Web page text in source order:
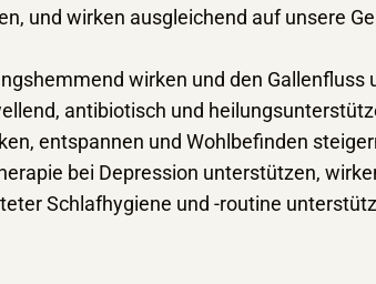
und wirken ausgleichend auf unsere
wirken und den Gallenfluss
antibiotisch und
entspannen und Wohlbefinden
bei Depression unterstützen,
Schlafhygiene und -routine